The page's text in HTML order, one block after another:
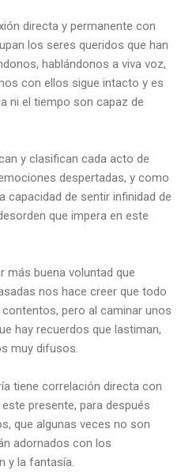
directa y permanente con
los seres queridos que han
hablándonos a viva voz,
con ellos sigue intacto y es
ni el tiempo son capaz de
y clasifican cada acto de
despertadas, y como
de sentir infinidad de
que impera en este
más buena voluntad que
nos hace creer que todo
pero al caminar unos
hay recuerdos que lastiman,
muy difusos.
tiene correlación directa con
presente, para después
que algunas veces no son
adornados con los
y la fantasía.